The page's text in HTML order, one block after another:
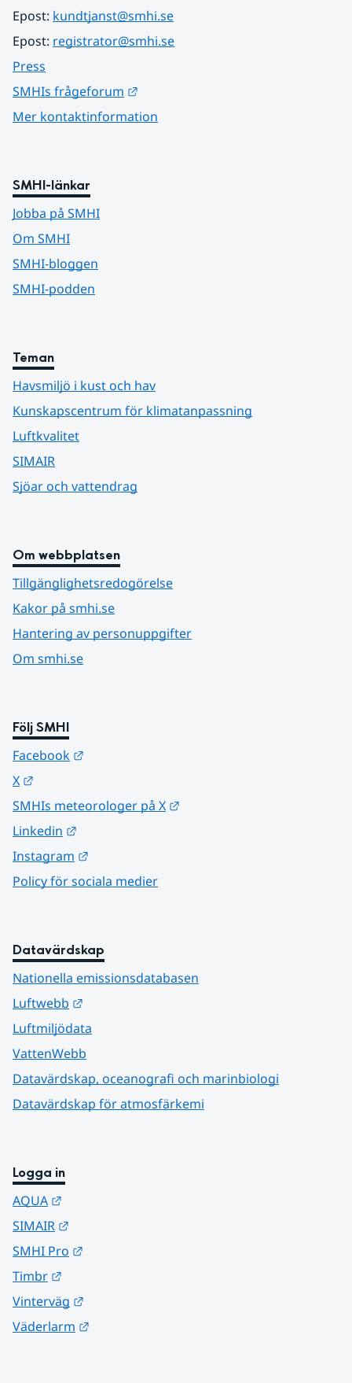
Epost: kundtjanst@smhi.se
Epost: registrator@smhi.se
Press
SMHIs frågeforum
Mer kontaktinformation
SMHI-länkar
Jobba på SMHI
Om SMHI
SMHI-bloggen
SMHI-podden
Teman
Havsmiljö i kust och hav
Kunskapscentrum för klimatanpassning
Luftkvalitet
SIMAIR
Sjöar och vattendrag
Om webbplatsen
Tillgänglighetsredogörelse
Kakor på smhi.se
Hantering av personuppgifter
Om smhi.se
Följ SMHI
Facebook
X
SMHIs meteorologer på X
Linkedin
Instagram
Policy för sociala medier
Datavärdskap
Nationella emissionsdatabasen
Luftwebb
Luftmiljödata
VattenWebb
Datavärdskap, oceanografi och marinbiologi
Datavärdskap för atmosfärkemi
Logga in
AQUA
SIMAIR
SMHI Pro
Timbr
Vinterväg
Väderlarm